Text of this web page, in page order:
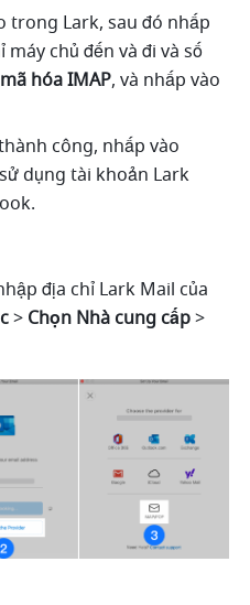
trong Lark, sau đó nhấp
máy chủ đến và đi và số
mã hóa IMAP
dụng tài khoản Lark
địa chỉ Lark Mail của
> Chọn Nhà cung cấp